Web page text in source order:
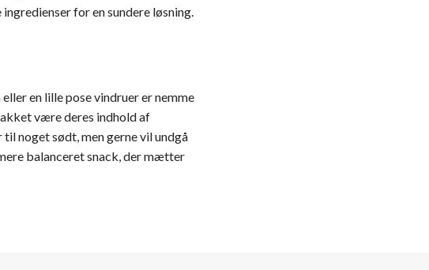
for en sundere løsning.
en lille pose vindruer er nemme
være deres indhold af
noget sødt, men gerne vil undgå
balanceret snack, der mætter